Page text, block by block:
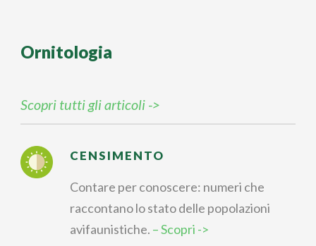
Ornitologia
Scopri tutti gli articoli ->
CENSIMENTO
Contare per conoscere: numeri che
raccontano lo stato delle popolazioni
avifaunistiche. – Scopri ->